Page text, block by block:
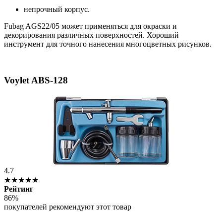
непрочный корпус.
Fubag AGS22/05 может применяться для окраски и
декорирования различных поверхностей. Хороший
инструмент для точного нанесения многоцветных рисунков.
Voylet ABS-128
4.7
★★★★★
Рейтинг
86%
покупателей рекомендуют этот товар